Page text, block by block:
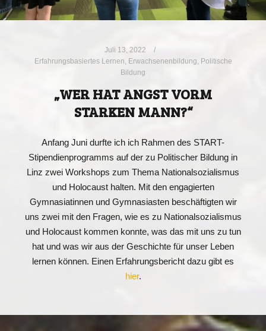
Juli 13, 2022
Erfahrungsbasiertes Lernen
Erwachsenenbildung
Politische
Bildung
„WER HAT ANGST VORM
STARKEN MANN?“
Anfang Juni durfte ich ich Rahmen des START-
Stipendienprogramms auf der zu Politischer Bildung in
Linz zwei Workshops zum Thema Nationalsozialismus
und Holocaust halten. Mit den engagierten
Gymnasiatinnen und Gymnasiasten beschäftigten wir
uns zwei mit den Fragen, wie es zu Nationalsozialismus
und Holocaust kommen konnte, was das mit uns zu tun
hat und was wir aus der Geschichte für unser Leben
lernen können. Einen Erfahrungsbericht dazu gibt es
hier.